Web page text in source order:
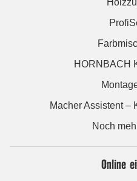
HORNBACH
Macher Assistent –
Noch
Online